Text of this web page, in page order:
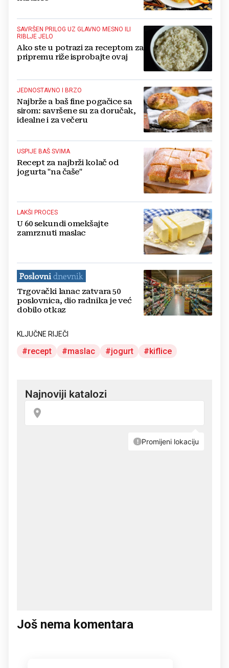
SAVRŠEN PRILOG UZ GLAVNO MESNO ILI
RIBLJE JELO
Ako ste u potrazi za receptom za
pripremu riže isprobajte ovaj
JEDNOSTAVNO I BRZO
Najbrže a baš fine pogačice sa
sirom: savršene su za doručak,
idealne i za večeru
USPIJE BAŠ SVIMA
Recept za najbrži kolač od
jogurta "na čaše"
LAKŠI PROCES
U 60 sekundi omekšajte
zamrznuti maslac
Trgovački lanac zatvara 50
poslovnica, dio radnika je već
dobilo otkaz
KLJUČNE RIJEČI
recept maslac jogurt kiflice
Još nema komentara